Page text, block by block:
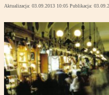
Aktualizacja: 03.09.2013 10:05 Publikacja: